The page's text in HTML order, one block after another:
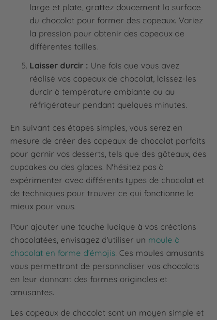
large et plate, grattez doucement la surface
du chocolat pour former des copeaux. Variez
la pression pour obtenir des copeaux de
différentes tailles.
Laisser durcir : Une fois que vous avez
réalisé vos copeaux de chocolat, laissez-les
durcir à température ambiante ou au
réfrigérateur pendant quelques minutes.
En suivant ces étapes simples, vous serez en
mesure de créer des copeaux de chocolat parfaits
pour garnir vos desserts, tels que des gâteaux, des
cupcakes ou des glaces. N'hésitez pas à
expérimenter avec différents types de chocolat et
de techniques pour trouver ce qui fonctionne le
mieux pour vous.
Pour ajouter une touche ludique à vos créations
chocolatées, envisagez d'utiliser un moule à
chocolat en forme d'émojis. Ces moules amusants
vous permettront de personnaliser vos chocolats
en leur donnant des formes originales et
amusantes.
Les copeaux de chocolat sont un moyen simple et